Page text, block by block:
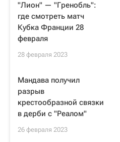
"Лион" — "Гренобль":
где смотреть матч
Кубка Франции 28
февраля
28 февраля 2023
Мандава получил
разрыв
крестообразной связки
в дерби с "Реалом"
26 февраля 2023